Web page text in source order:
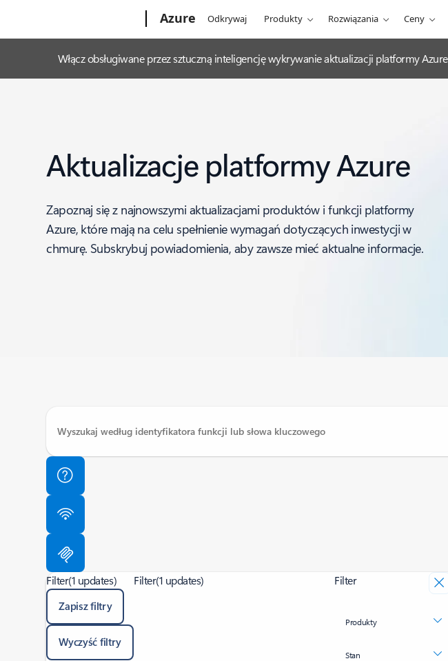
Azure Odkrywaj Produkty Rozwiązania Ceny
Włącz obsługiwane przez sztuczną inteligencję wykrywanie aktualizacji platformy
Aktualizacje platformy Azure
Zapoznaj się z najnowszymi aktualizacjami produktów i funkcji platformy
Azure, które mają na celu spełnienie wymagań dotyczących inwestycji w
chmurę. Subskrybuj powiadomienia, aby zawsze mieć aktualne informacje.
Filter(1 updates)
Zapisz filtry
Wyczyść filtry
Filter(1 updates) Filter
Produkty
Stan